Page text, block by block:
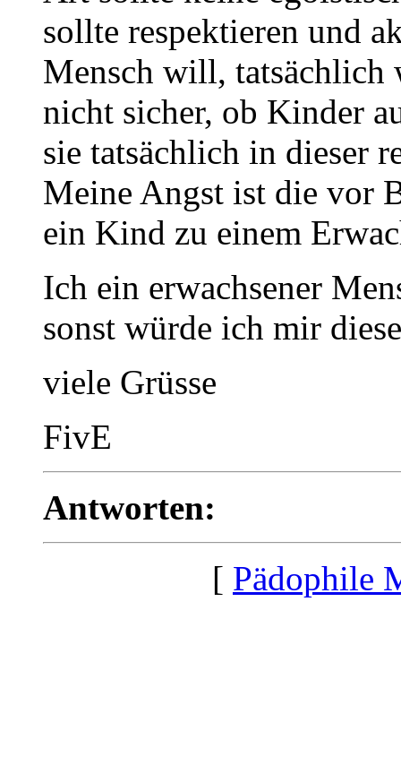
sollte respektieren und
Mensch will,
nicht sicher, ob Kinder
sie tatsächlich in dieser
Meine Angst ist die vor
ein Kind zu einem
Ich ein erwachsener
sonst würde ich mir
viele Grüsse
FivE
Antworten:
[ Pädophile